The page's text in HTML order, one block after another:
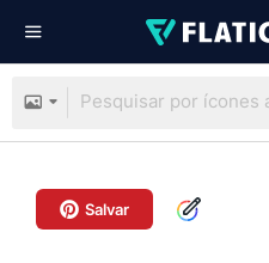
Salvar